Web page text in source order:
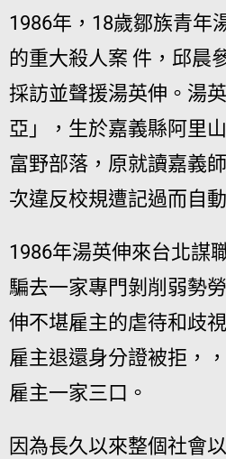
1986年，18歲鄒族青年
的重大殺人案 件，邱晨
採訪並聲援湯英伸。湯
亞」，生於嘉義縣阿里
富野部落，原就讀嘉義
次違反校規遭記過而自
1986年湯英伸來台北謀
騙去一家專門剝削弱勢
伸不堪雇主的虐待和歧
雇主退還身分證被拒，
雇主一家三口。
因為長久以來整個社會